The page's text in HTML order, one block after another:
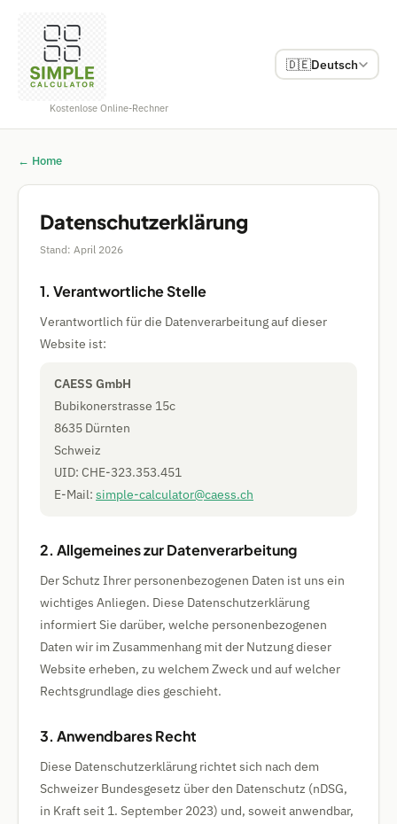
Kostenlose Online-Rechner
🇩🇪Deutsch
← Home
Datenschutzerklärung
Stand: April 2026
1. Verantwortliche Stelle
Verantwortlich für die Datenverarbeitung auf dieser
Website ist:
CAESS GmbH
Bubikonerstrasse 15c
8635 Dürnten
Schweiz
UID: CHE-323.353.451
E-Mail: simple-calculator@caess.ch
2. Allgemeines zur Datenverarbeitung
Der Schutz Ihrer personenbezogenen Daten ist uns ein
wichtiges Anliegen. Diese Datenschutzerklärung
informiert Sie darüber, welche personenbezogenen
Daten wir im Zusammenhang mit der Nutzung dieser
Website erheben, zu welchem Zweck und auf welcher
Rechtsgrundlage dies geschieht.
3. Anwendbares Recht
Diese Datenschutzerklärung richtet sich nach dem
Schweizer Bundesgesetz über den Datenschutz (nDSG,
in Kraft seit 1. September 2023) und, soweit anwendbar,